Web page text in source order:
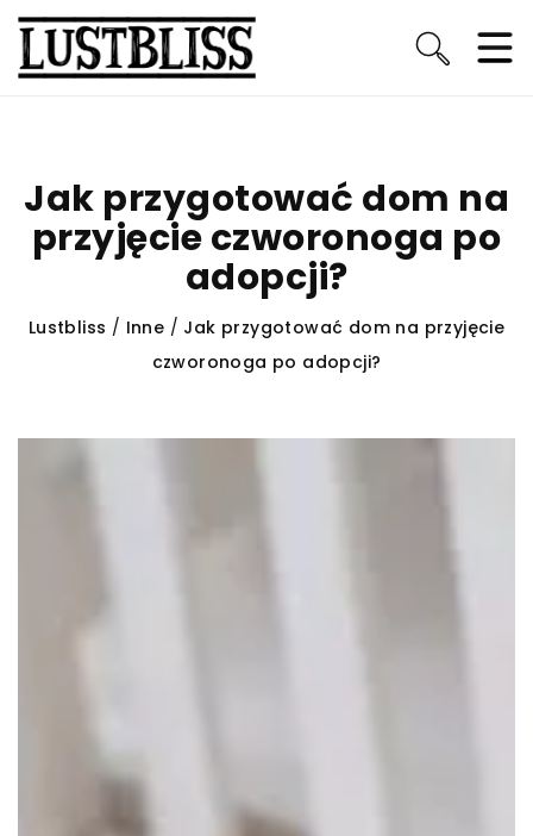
Jak przygotować dom na
przyjęcie czworonoga po
adopcji?
Lustbliss / Inne / Jak przygotować dom na przyjęcie
czworonoga po adopcji?